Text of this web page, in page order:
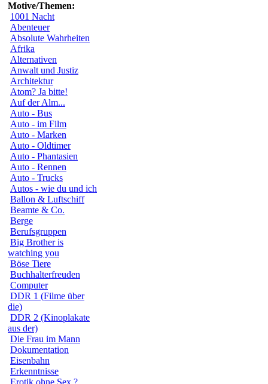
Motive/Themen:
1001 Nacht
Abenteuer
Absolute Wahrheiten
Afrika
Alternativen
Anwalt und Justiz
Architektur
Atom? Ja bitte!
Auf der Alm...
Auto - Bus
Auto - im Film
Auto - Marken
Auto - Oldtimer
Auto - Phantasien
Auto - Rennen
Auto - Trucks
Autos - wie du und ich
Ballon & Luftschiff
Beamte & Co.
Berge
Berufsgruppen
Big Brother is
watching you
Böse Tiere
Buchhalterfreuden
Computer
DDR 1 (Filme über
die)
DDR 2 (Kinoplakate
aus der)
Die Frau im Mann
Dokumentation
Eisenbahn
Erkenntnisse
Erotik ohne Sex ?